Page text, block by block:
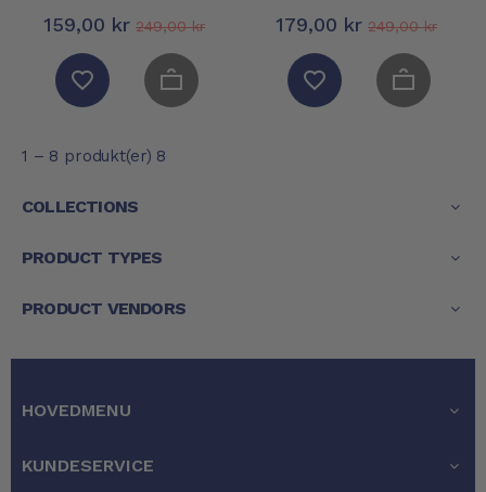
(Udsolgt!)
159,00 kr 249,00 kr
tab...
179,00 kr 249,00 kr
1 – 8 produkt(er) 8
COLLECTIONS
PRODUCT TYPES
PRODUCT VENDORS
HOVEDMENU
KUNDESERVICE